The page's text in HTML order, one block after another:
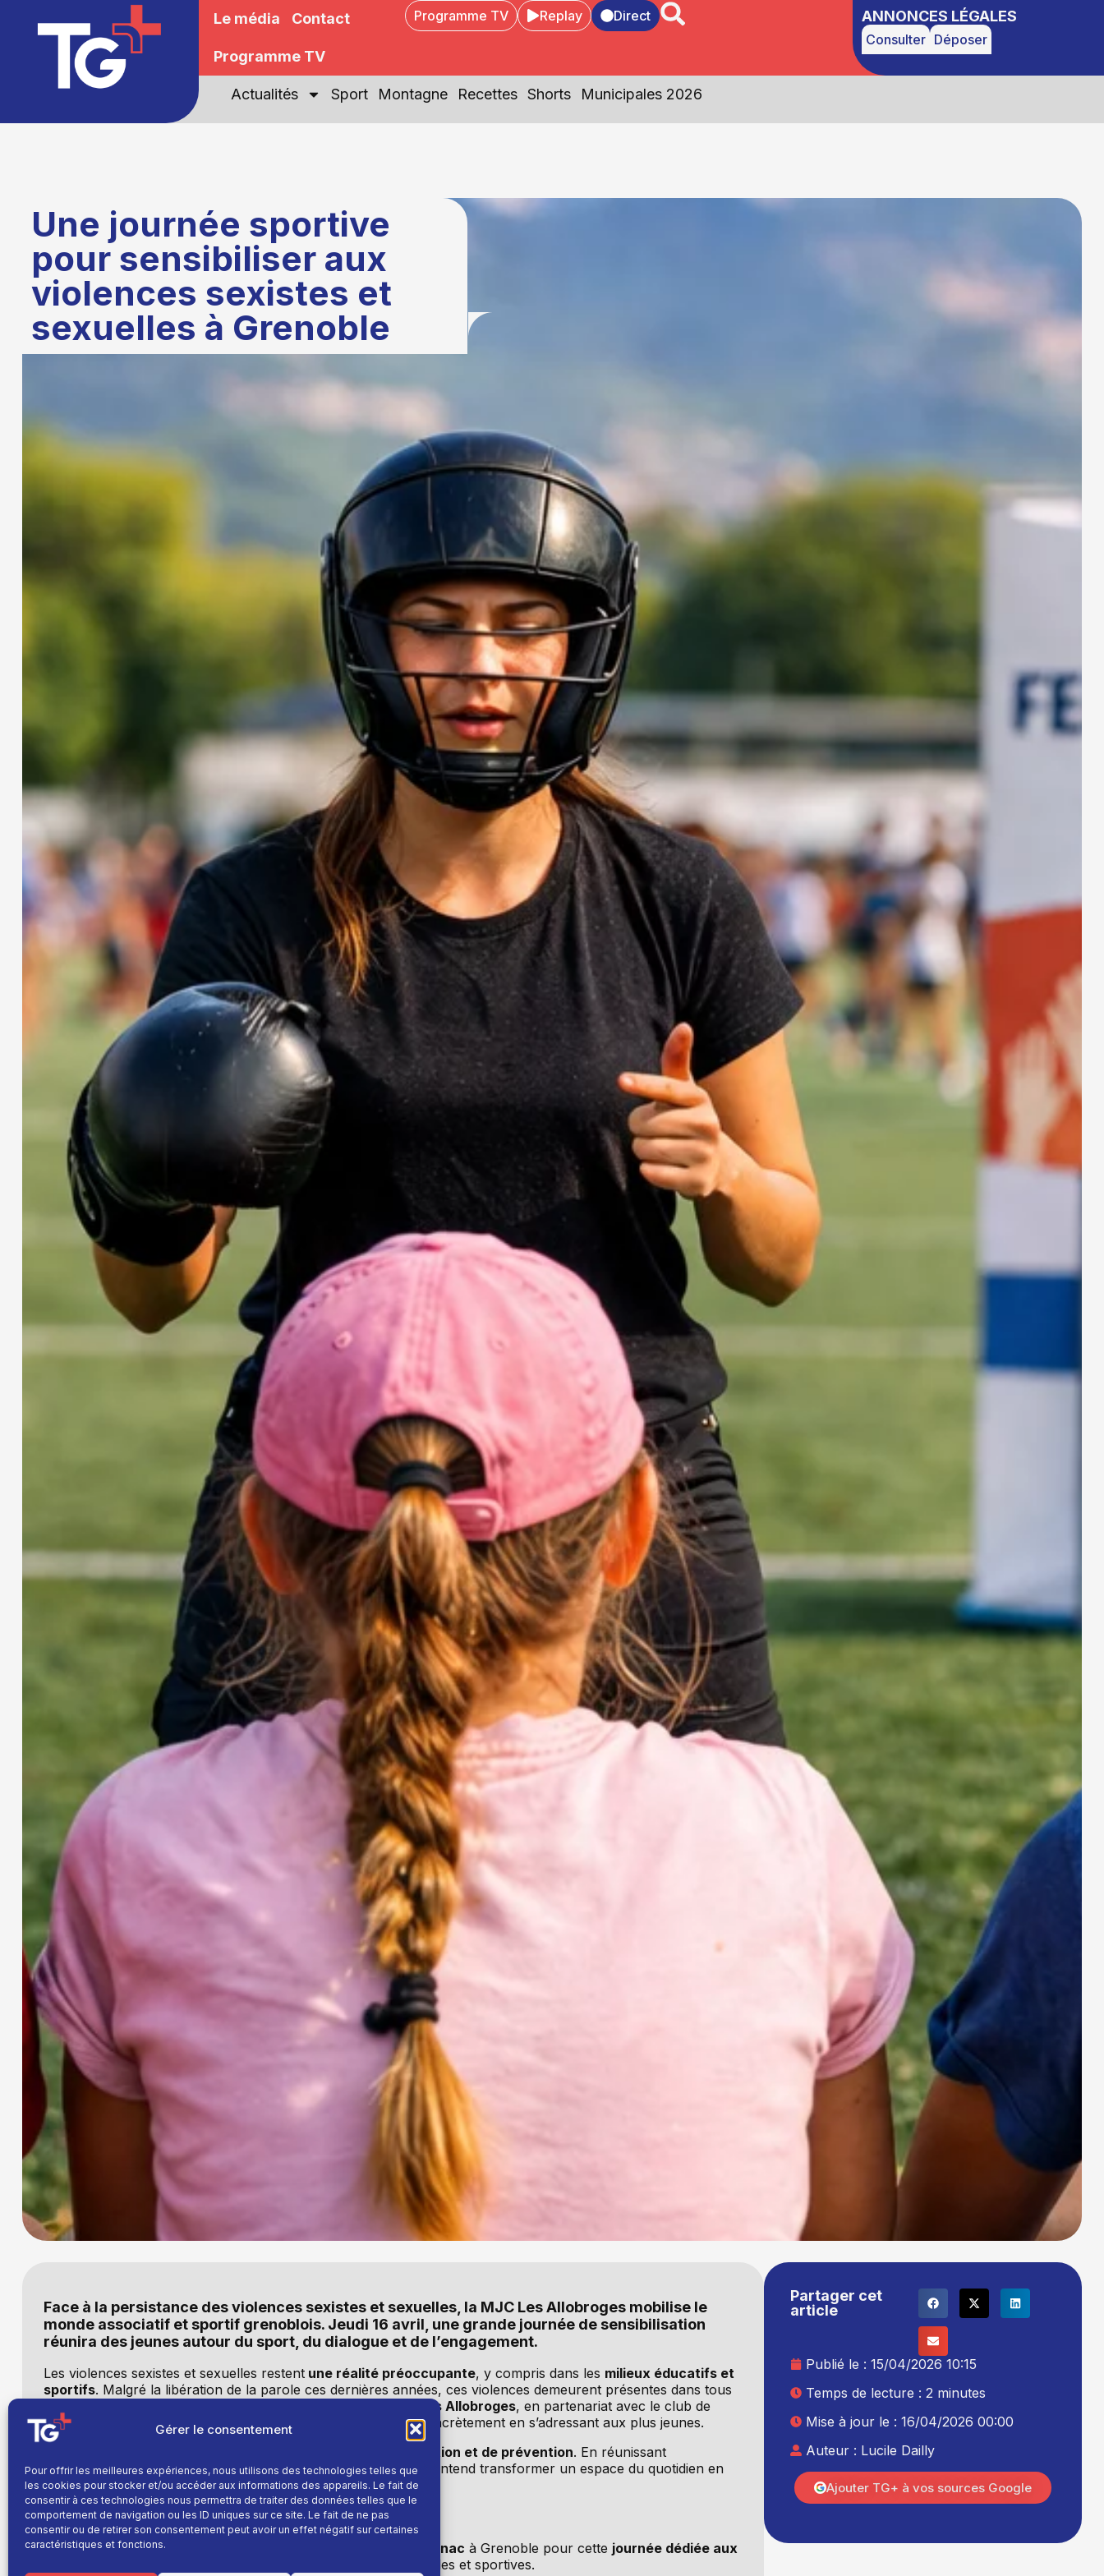
Gérer le consentement
Pour offrir les meilleures expériences, nous utilisons des technologies telles que
les cookies pour stocker et/ou accéder aux informations des appareils. Le fait de
consentir à ces technologies nous permettra de traiter des données telles que le
comportement de navigation ou les ID uniques sur ce site. Le fait de ne pas
consentir ou de retirer son consentement peut avoir un effet négatif sur certaines
caractéristiques et fonctions.
Le média Contact
Programme TV
Programme TV Replay Direct ANNONCES LÉGALES
Consulter Déposer
Actualités Sport Montagne Recettes Shorts Municipales 2026
Une journée sportive
pour sensibiliser aux
violences sexistes et
sexuelles à Grenoble
Face à la persistance des violences sexistes et sexuelles, la MJC Les Allobroges mobilise le
monde associatif et sportif grenoblois. Jeudi 16 avril, une grande journée de sensibilisation
réunira des jeunes autour du sport, du dialogue et de l’engagement.
Les violences sexistes et sexuelles restentune réalité préoccupante, y compris dans les milieux éducatifs et
sportifs. Malgré la libération de la parole ces dernières années, ces violences demeurent présentes dans tous
MJC Les Allobroges, en partenariat avec le club de
football FC2Aet de nombreux acteurs locaux, souhaite agir concrètement en s’adressant aux plus jeunes.
faire du sport un levier de sensibilisation, d’éducation et de prévention. En réunissant
associations, institutions et structures sportives, cette initiative entend transformer un espace du quotidien en
lieu d’échanges et de prise de conscience.
Participer, bouger, s’engager
Rendez-vousjeudi 16 avril au stade Espagnac à Grenoble pour cette journée dédiée aux
, accueillis via des structures socioculturelles et sportives.
Partager cet
article
Publié le :15/04/2026 10:15
Temps de lecture : 2 minutes
Mise à jour le : 16/04/2026 00:00
Auteur : Lucile Dailly
Ajouter TG+ à vos sources Google